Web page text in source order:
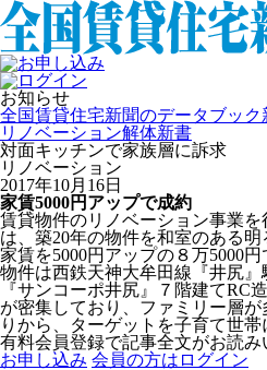
お知らせ
全国賃貸住宅新聞のデータブック
リノベーション解体新書
対面キッチンで家族層に訴求
リノベーション
2017年10月16日
家賃5000円アップで成約
賃貸物件のリノベーション事業を
は、築20年の物件を和室のある明
家賃を5000円アップの８万5000円
物件は西鉄天神大牟田線『井尻
『サンコーポ井尻』７階建てRC
が密集しており、ファミリー層
りから、ターゲットを子育て世帯
有料会員登録で記事全文がお読み
お申し込み 会員の方はログイン